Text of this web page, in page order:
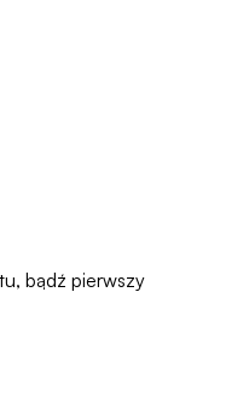
bądź pierwszy